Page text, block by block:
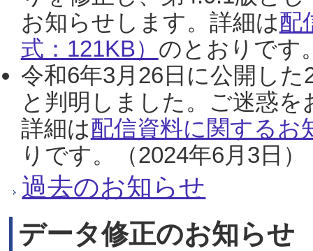
お知らせします。詳細は配
式：121KB） のとおりです
令和6年3月26日に公開し
と判明しました。ご迷惑
詳細は配信資料に関するお
りです。（2024年6月3日）
過去のお知らせ
データ修正のお知らせ